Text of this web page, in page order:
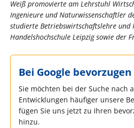
Weiß promovierte am Lehrstuhl
Ingenieure und Naturwissenschaftler
studierte Betriebswirtschaftslehre und
Handelshochschule Leipzig sowie der
Bei Google bevorzugen
Sie möchten bei der Suche nach
Entwicklungen häufiger unsere
fügen Sie uns jetzt zu Ihren
hinzu.